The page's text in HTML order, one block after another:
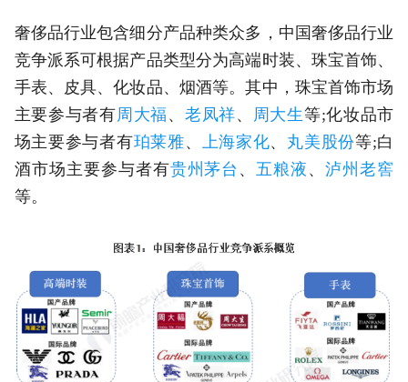
奢侈品行业包含细分产品种类众多，中国奢侈品行业
竞争派系可根据产品类型分为高端时装、珠宝首饰、
手表、皮具、化妆品、烟酒等。其中，珠宝首饰市场
主要参与者有周大福 、 老凤祥、 周大生等;化妆品市
场主要参与者有珀莱雅、 上海家化、 丸美股份等;白
酒市场主要参与者有贵州茅台 、 五粮液 、泸州老窖
等。